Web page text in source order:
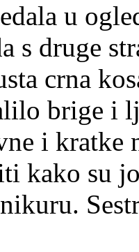
u
s druge
crna
brige i
i kratke
kako su